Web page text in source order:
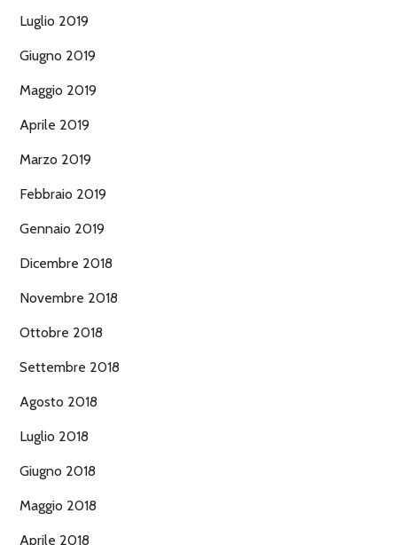
Luglio 2019
Giugno 2019
Maggio 2019
Aprile 2019
Marzo 2019
Febbraio 2019
Gennaio 2019
Dicembre 2018
Novembre 2018
Ottobre 2018
Settembre 2018
Agosto 2018
Luglio 2018
Giugno 2018
Maggio 2018
Aprile 2018